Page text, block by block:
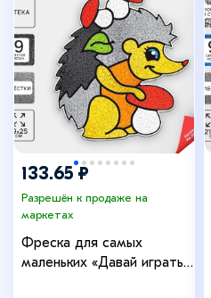
133.65 ₽
Разрешён к продаже на
маркетах
Фреска для самых
маленьких «Давай играть!»